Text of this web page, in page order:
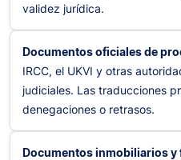
validez jurídica.
Documentos oficiales de
IRCC, el UKVI y otras
judiciales. Las traducciones
denegaciones o retrasos.
Documentos inmobiliarios y